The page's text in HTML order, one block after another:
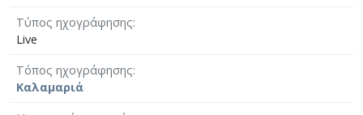
Τύπος ηχογράφησης
Live
Τόπος ηχογράφησης
Καλαμαριά